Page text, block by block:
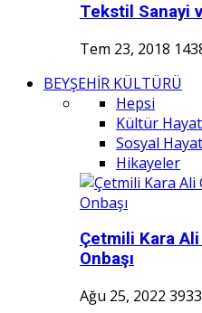
Tekstil Sanayi
Tem 23, 2018
BEYŞEHİR KÜLTÜRÜ
Hepsi
Kültür
Sosyal Hayat
Hikayeler
Çetmili Kara
Onbaşı
Ağu 25, 2022